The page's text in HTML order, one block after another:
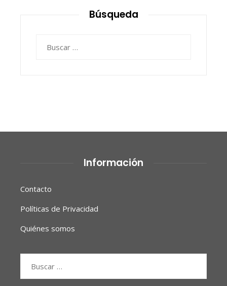
Búsqueda
Información
Contacto
Políticas de Privacidad
Quiénes somos